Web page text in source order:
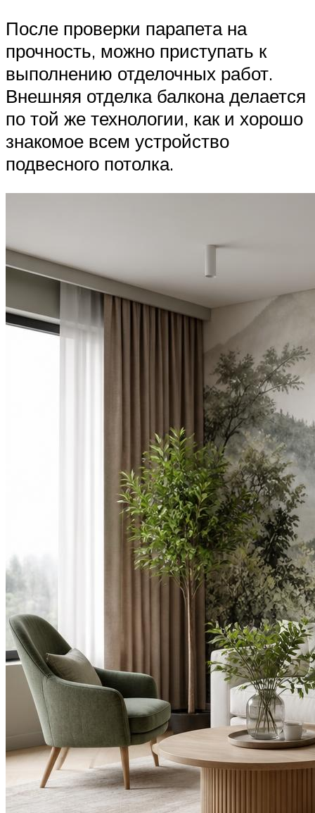
После проверки парапета на
прочность, можно приступать к
выполнению отделочных работ.
Внешняя отделка балкона делается
по той же технологии, как и хорошо
знакомое всем устройство
подвесного потолка.